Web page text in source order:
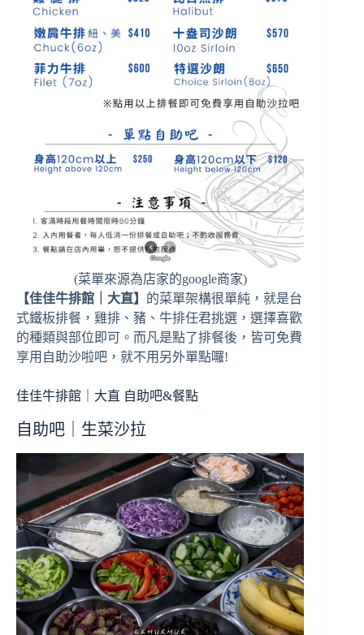
(菜單來源為店家的google商家)
【佳佳牛排館｜大直】 的菜單架構很單純，就是台
式鐵板排餐，雞排、豬、牛排任君挑選，選擇喜歡
的種類與部位即可。而凡是點了排餐後，皆可免費
享用自助沙啦吧，就不用另外單點囉!
佳佳牛排館｜大直 自助吧&餐點
自助吧｜生菜沙拉